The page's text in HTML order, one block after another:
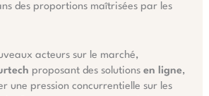
des proportions maîtrisées par les
acteurs sur le marché,
proposant des solutions en ligne,
une pression concurrentielle sur les